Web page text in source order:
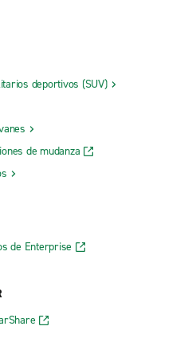
deportivos (SUV)
de mudanza
de Enterprise